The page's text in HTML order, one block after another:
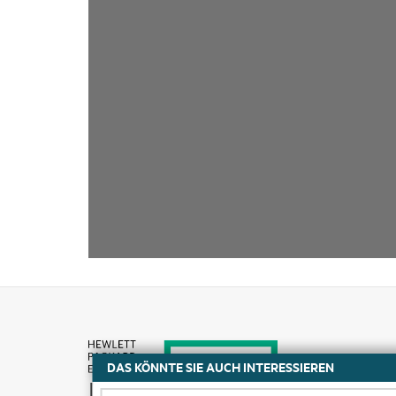
DAS KÖNNTE SIE AUCH INTERESSIEREN